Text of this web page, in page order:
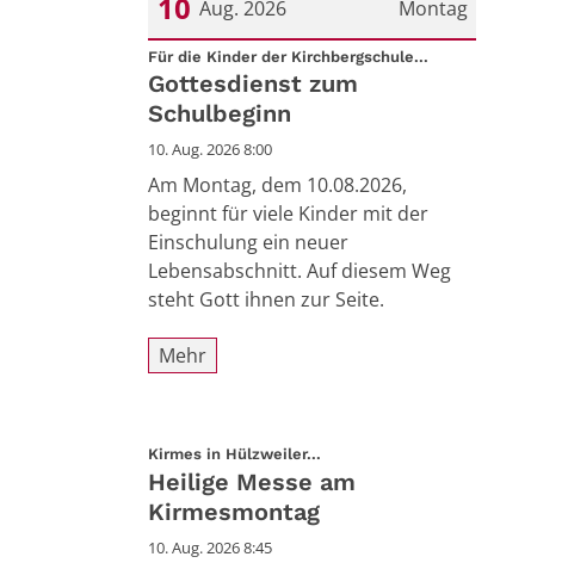
Montag
Aug. 2026
Datum: 10. August 2026
Für die Kinder der Kirchbergschule...
Gottesdienst zum
Schulbeginn
10. Aug. 2026 8:00
Am Montag, dem 10.08.2026,
beginnt für viele Kinder mit der
Einschulung ein neuer
Lebensabschnitt. Auf diesem Weg
steht Gott ihnen zur Seite.
Mehr
Kirmes in Hülzweiler...
Heilige Messe am
Kirmesmontag
10. Aug. 2026 8:45